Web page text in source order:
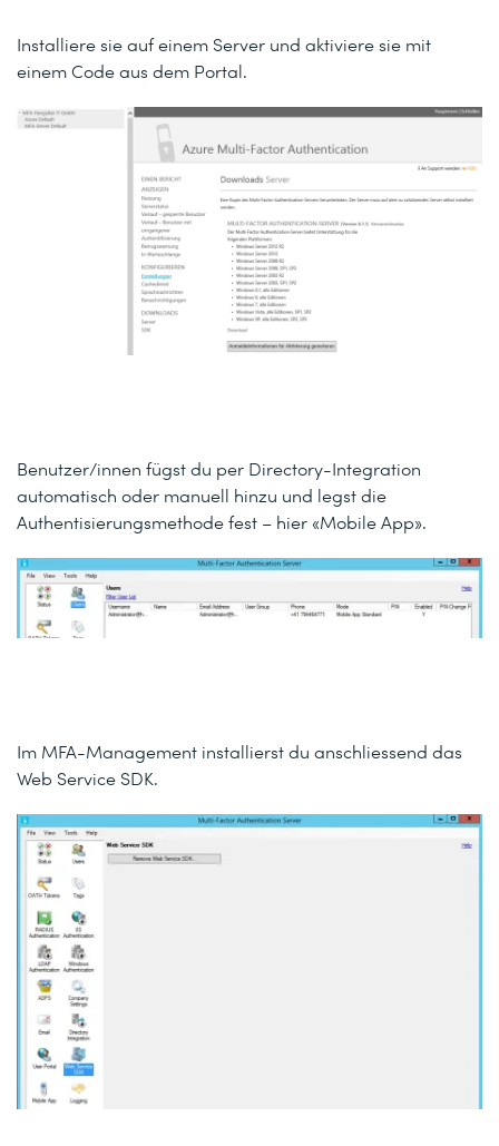
Installiere sie auf einem Server und aktiviere sie mit
einem Code aus dem Portal.
Benutzer/innen fügst du per Directory-Integration
automatisch oder manuell hinzu und legst die
Authentisierungsmethode fest – hier «Mobile App».
Im MFA-Management installierst du anschliessend das
Web Service SDK.